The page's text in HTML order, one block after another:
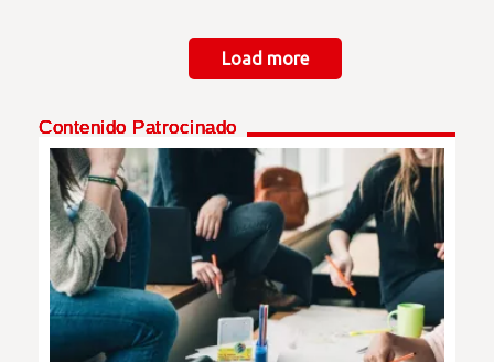
Load more
Contenido Patrocinado